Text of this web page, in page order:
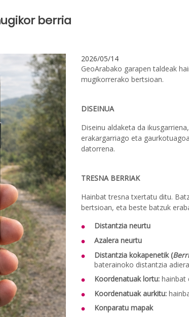
berria
2026/05/14
GeoArabako garapen taldeak
mugikorrerako bertsioan.
DISEINUA
Diseinu aldaketa da
erakargarriago eta
datorrena.
TRESNA BERRIAK
Hainbat tresna txertatu ditu.
bertsioan, eta beste batzuk
Distantzia neurtu
Azalera neurtu
Distantzia kokapenetik (
baterainoko distantzia
Koordenatuak lortu:hainbat
Koordenatuak aurkitu:
Konparatu mapak